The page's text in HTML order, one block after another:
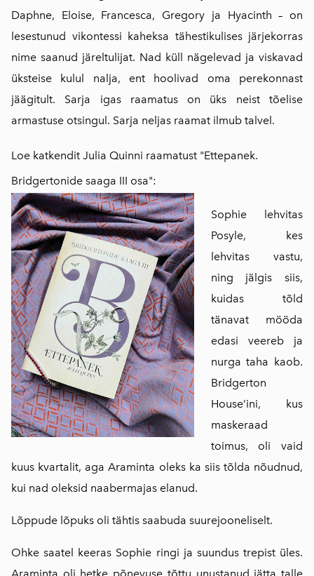
Daphne, Eloise, Francesca, Gregory ja Hyacinth – on
lesestunud vikontessi kaheksa tähestikulises järjekorras
nime saanud järeltulijat. Nad küll nägelevad ja viskavad
üksteise kulul nalja, ent hoolivad oma perekonnast
jäägitult. Sarja igas raamatus on üks neist tõelise
armastuse otsingul. Sarja neljas raamat ilmub talvel.
Loe katkendit Julia Quinni raamatust "Ettepanek.
Bridgertonide saaga III osa":
Sophie lehvitas
Posyle, kes
lehvitas vastu,
ning jälgis siis,
kuidas tõld
tänavat mööda
edasi veereb ja
nurga taha kaob.
Bridgerton
House’ini, kus
maskeraad
toimus, oli vaid
kuus kvartalit, aga Araminta oleks ka siis tõlda nõudnud,
kui nad oleksid naabermajas elanud.
Lõppude lõpuks oli tähtis saabuda suurejooneliselt.
Ohke saatel keeras Sophie ringi ja suundus trepist üles.